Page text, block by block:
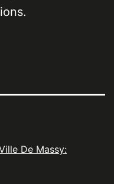
De Massy: